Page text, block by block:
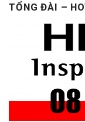
TỔNG ĐÀI –